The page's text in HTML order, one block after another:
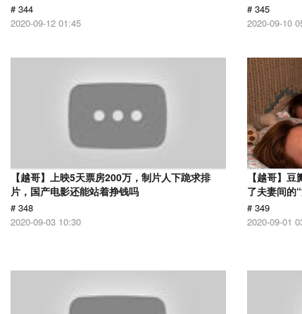
# 344
2020-09-12 01:45
# 345
2020-09-10
【越哥】上映5天票房200万，制片人下跪求排
片，国产电影还能站着挣钱吗
# 348
2020-09-03 10:30
【越哥】
了夫妻间的
# 349
2020-09-01